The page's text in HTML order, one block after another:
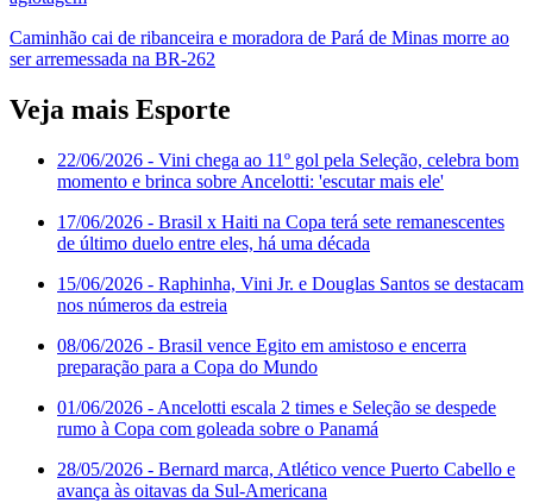
Caminhão cai de ribanceira e moradora de Pará de Minas morre ao
ser arremessada na BR-262
Veja mais Esporte
22/06/2026 - Vini chega ao 11º gol pela Seleção, celebra bom
momento e brinca sobre Ancelotti: 'escutar mais ele'
17/06/2026 - Brasil x Haiti na Copa terá sete remanescentes
de último duelo entre eles, há uma década
15/06/2026 - Raphinha, Vini Jr. e Douglas Santos se destacam
nos números da estreia
08/06/2026 - Brasil vence Egito em amistoso e encerra
preparação para a Copa do Mundo
01/06/2026 - Ancelotti escala 2 times e Seleção se despede
rumo à Copa com goleada sobre o Panamá
28/05/2026 - Bernard marca, Atlético vence Puerto Cabello e
avança às oitavas da Sul-Americana